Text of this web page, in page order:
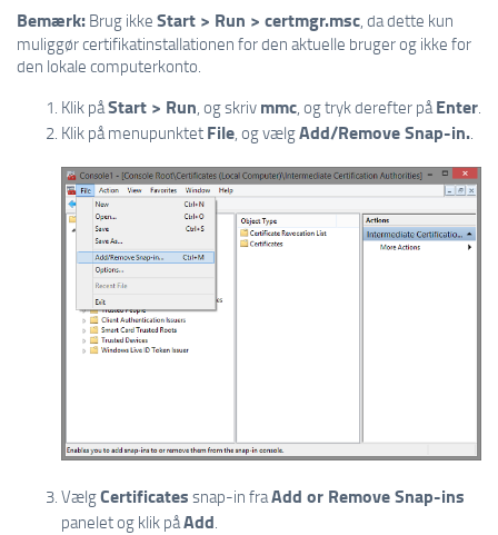
Bemærk: Brug ikke Start > Run > certmgr.msc , da dette kun
muliggør certifikatinstallationen for den aktuelle bruger og ikke for
den lokale computerkonto.
Klik påStart > Run , og skriv mmc , og tryk derefter på Enter
Klik på menupunktet File , og vælgAdd/Remove Snap-in.
VælgCertificates snap-in fraAdd or Remove Snap-ins
panelet og klik påAdd